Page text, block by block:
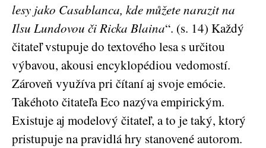
lesy jako Casablanca, kde můžete narazit na
Ilsu Lundovou či Ricka Blaina“. (s. 14) Každý
čitateľ vstupuje do textového lesa s určitou
výbavou, akousi encyklopédiou vedomostí.
Zároveň využíva pri čítaní aj svoje emócie.
Takéhoto čitateľa Eco nazýva empirickým.
Existuje aj modelový čitateľ, a to je taký, ktorý
pristupuje na pravidlá hry stanovené autorom.